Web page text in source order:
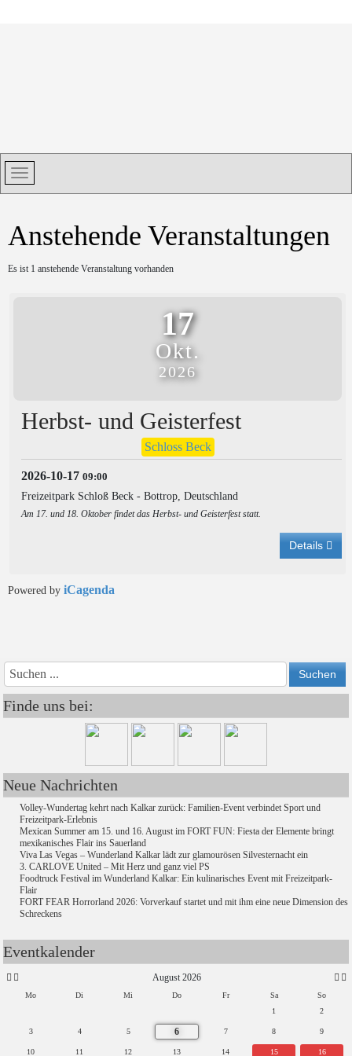
Anstehende Veranstaltungen
Es ist 1 anstehende Veranstaltung vorhanden
17
Okt.
2026
Herbst- und Geisterfest
Schloss Beck
2026-10-17 09:00
Freizeitpark Schloß Beck - Bottrop, Deutschland
Am 17. und 18. Oktober findet das Herbst- und Geisterfest statt.
Details
Powered by iCagenda
Finde uns bei:
Neue Nachrichten
Volley-Wundertag kehrt nach Kalkar zurück: Familien-Event verbindet Sport und
Freizeitpark-Erlebnis
Mexican Summer am 15. und 16. August im FORT FUN: Fiesta der Elemente bringt
mexikanisches Flair ins Sauerland
Viva Las Vegas – Wunderland Kalkar lädt zur glamourösen Silvesternacht ein
3. CARLOVE United – Mit Herz und ganz viel PS
Foodtruck Festival im Wunderland Kalkar: Ein kulinarisches Event mit Freizeitpark-
Flair
FORT FEAR Horrorland 2026: Vorverkauf startet und mit ihm eine neue Dimension des
Schreckens
Eventkalender
JahrMonat
Jahr
August 2026
Mo Di Mi Do Fr Sa
So
1
2
3 4 5 6 7 8 9
10 11 12 13 14 15 16